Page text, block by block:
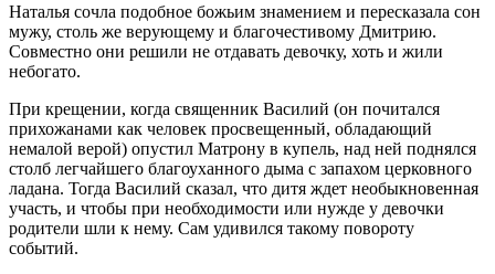
Наталья сочла подобное божьим знамением и пересказала сон
мужу, столь же верующему и благочестивому Дмитрию.
Совместно они решили не отдавать девочку, хоть и жили
небогато.
При крещении, когда священник Василий (он почитался
прихожанами как человек просвещенный, обладающий
немалой верой) опустил Матрону в купель, над ней поднялся
столб легчайшего благоуханного дыма с запахом церковного
ладана. Тогда Василий сказал, что дитя ждет необыкновенная
участь, и чтобы при необходимости или нужде у девочки
родители шли к нему. Сам удивился такому повороту
событий.